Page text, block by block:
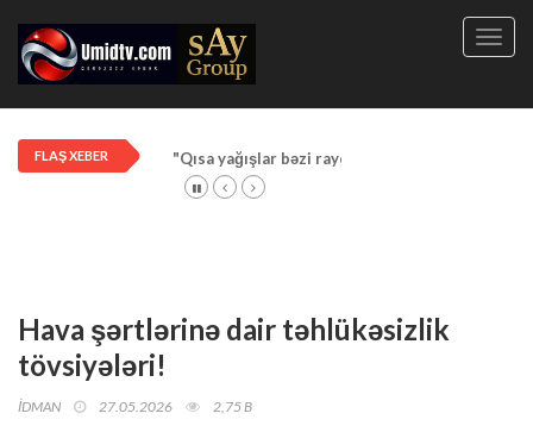
FLAŞ XEBER "Qısa yağışlar bəzi rayonlarda davam edir"
Hava şərtlərinə dair təhlükəsizlik
tövsiyələri!
İDMAN 27.05.2026 2,75 B